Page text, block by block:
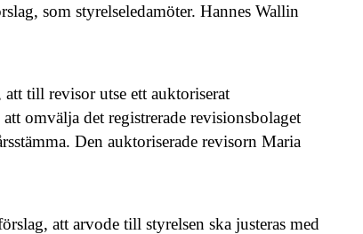
som styrelseledamöter. Hannes Wallin
till revisor utse ett auktoriserat
omvälja det registrerade revisionsbolaget
Den auktoriserade revisorn Maria
att arvode till styrelsen ska justeras med